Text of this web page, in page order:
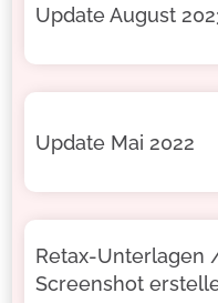
Update August
Update Mai 2022
Retax-Unterlagen
Screenshot